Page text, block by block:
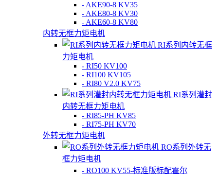
- AKE90-8 KV35
- AKE80-8 KV30
- AKE60-8 KV80
内转无框力矩电机
RI系列内转无框
力矩电机
- RI50 KV100
- RI100 KV105
- RI80 V2.0 KV75
RI系列灌封
内转无框力矩电机
- RI85-PH KV85
- RI75-PH KV70
外转无框力矩电机
RO系列外转无
框力矩电机
- RO100 KV55-标准版标配霍尔